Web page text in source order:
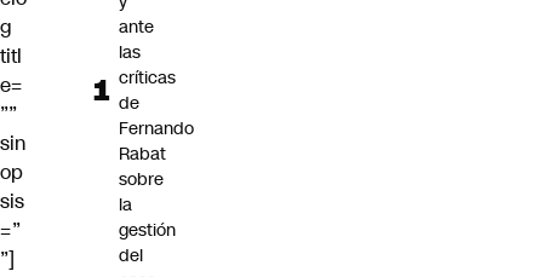
g
titl
e=
””
sin
op
sis
=”
”]
ante
las
críticas
de
Fernando
Rabat
sobre
la
gestión
del